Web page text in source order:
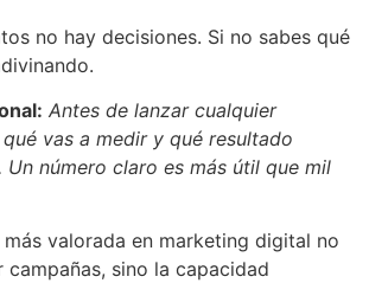
no hay decisiones. Si no sabes qué
Antes de lanzar cualquier
vas a medir y qué resultado
número claro es más útil que mil
valorada en marketing digital no
campañas, sino la capacidad